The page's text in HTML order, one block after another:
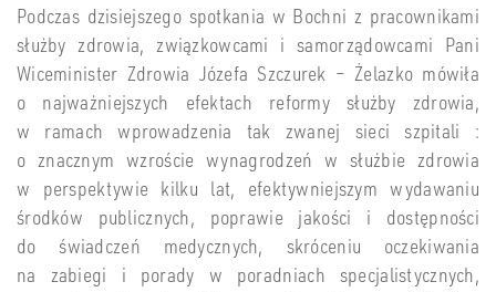
Podczas dzisiejszego spotkania w Bochni z pracownikami
służby zdrowia, związkowcami i samorządowcami Pani
Wiceminister Zdrowia Józefa Szczurek – Żelazko mówiła
o najważniejszych efektach reformy służby zdrowia,
w ramach wprowadzenia tak zwanej sieci szpitali :
o znacznym wzroście wynagrodzeń w służbie zdrowia
w perspektywie kilku lat, efektywniejszym wydawaniu
środków publicznych, poprawie jakości i dostępności
do świadczeń medycznych, skróceniu oczekiwania
na zabiegi i porady w poradniach specjalistycznych,